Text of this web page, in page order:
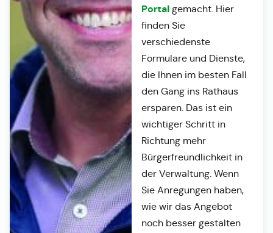
Portalgemacht. Hier
finden Sie
verschiedenste
Formulare und Dienste,
die Ihnen im besten Fall
den Gang ins Rathaus
ersparen. Das ist ein
wichtiger Schritt in
Richtung mehr
Bürgerfreundlichkeit in
der Verwaltung. Wenn
Sie Anregungen haben,
wie wir das Angebot
noch besser gestalten